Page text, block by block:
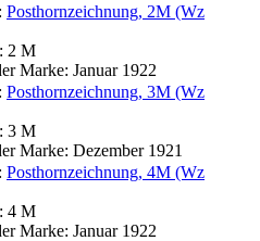
Posthornzeichnung, 2M (Wz
2 M
Marke: Januar 1922
Posthornzeichnung, 3M (Wz
3 M
Marke: Dezember 1921
Posthornzeichnung, 4M (Wz
4 M
Marke: Januar 1922